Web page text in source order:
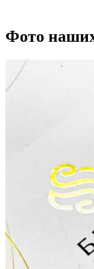
Фото